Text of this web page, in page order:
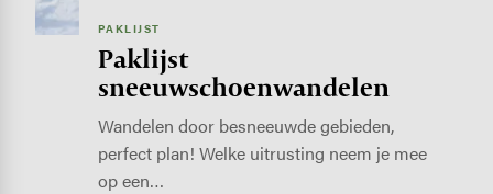
PAKLIJST
Paklijst
sneeuwschoenwandelen
Wandelen door besneeuwde gebieden,
perfect plan! Welke uitrusting neem je mee
op een…